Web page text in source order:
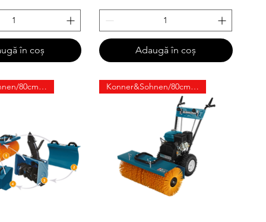
în coș Adaugă în coș
Konner&Sohnen/80cm/6.5cp Konner&Sohnen/80cm/6.5cp